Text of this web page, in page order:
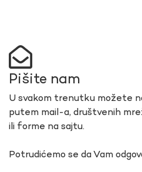
Pišite nam
U svakom trenutku možete
putem mail-a, društvenih
ili forme na sajtu.
Potrudićemo se da Vam